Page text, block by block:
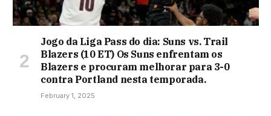
Jogo da Liga Pass do dia: Suns vs. Trail
Blazers (10 ET) Os Suns enfrentam os
Blazers e procuram melhorar para 3-0
contra Portland nesta temporada.
February 1, 2025